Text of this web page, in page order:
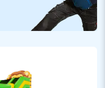
dan voeg je je favoriete
en reken je
jij je opblaasbare
een Springkasteel met